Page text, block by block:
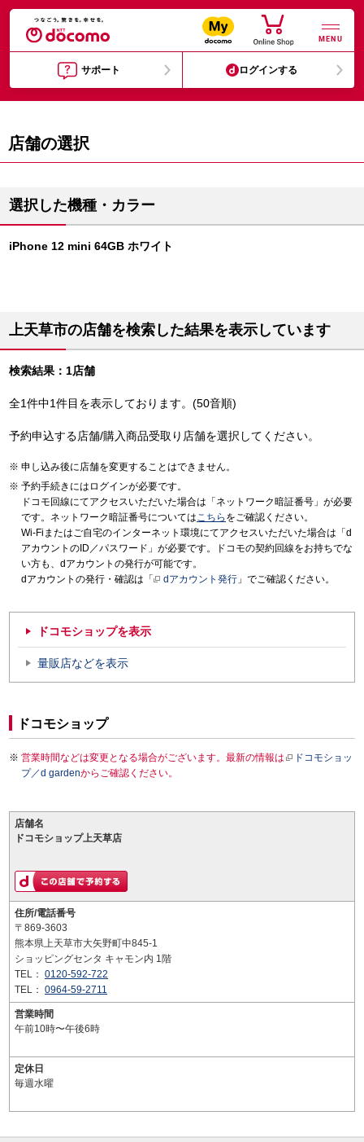
MENU
サポート ログインする
店舗の選択
選択した機種・カラー
iPhone 12 mini 64GB ホワイト
上天草市の店舗を検索した結果を表示しています
検索結果：1店舗
全1件中1件目を表示しております。(50音順)
予約申込する店舗/購入商品受取り店舗を選択してください。
申し込み後に店舗を変更することはできません。
予約手続きにはログインが必要です。
ドコモ回線にてアクセスいただいた場合は「ネットワーク暗証番号」が必要
です。ネットワーク暗証番号についてはこちら をご確認ください。
Wi-Fiまたはご自宅のインターネット環境にてアクセスいただいた場合は「d
アカウントのID／パスワード」が必要です。ドコモの契約回線をお持ちでな
い方も、dアカウントの発行が可能です。
dアカウントの発行・確認は「
dアカウント発行 」でご確認ください。
ドコモショップを表示
量販店などを表示
ドコモショップ
営業時間などは変更となる場合がございます。最新の情報は
ドコモショッ
プ／d gardenからご確認ください。
店舗名
ドコモショップ上天草店
住所/電話番号
〒869-3603
熊本県上天草市大矢野町中845-1
ショッピングセンタ キャモン内 1階
TEL： 0120-592-722
TEL： 0964-59-2711
営業時間
午前10時〜午後6時
定休日
毎週水曜